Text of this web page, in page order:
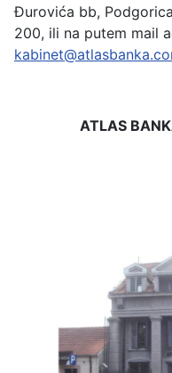
Đurovića bb,
200, ili na putem mail
ATLAS